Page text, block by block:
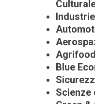
Agrifood
Blue
Scienze